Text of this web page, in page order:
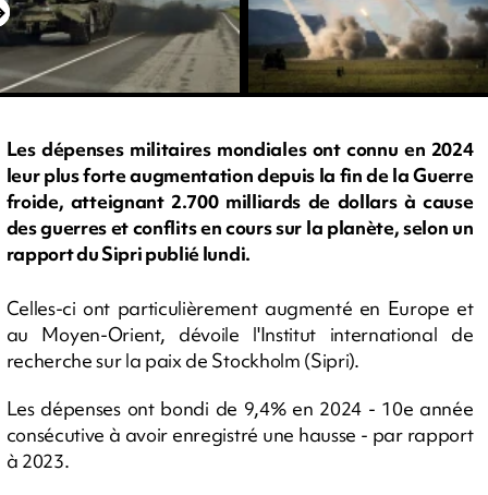
Les dépenses militaires mondiales ont connu en 2024
leur plus forte augmentation depuis la fin de la Guerre
froide, atteignant 2.700 milliards de dollars à cause
des guerres et conflits en cours sur la planète, selon un
rapport du Sipri publié lundi.
Celles-ci ont particulièrement augmenté en Europe et
au Moyen-Orient, dévoile l'Institut international de
recherche sur la paix de Stockholm (Sipri).
Les dépenses ont bondi de 9,4% en 2024 - 10e année
consécutive à avoir enregistré une hausse - par rapport
à 2023.